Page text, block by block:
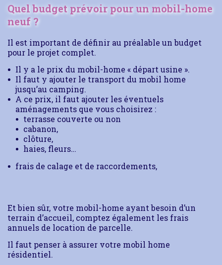
Quel budget prévoir pour un mobil-home
neuf ?
Il est important de définir au préalable un budget
pour le projet complet.
Il y a le prix du mobil-home « départ usine ».
Il faut y ajouter le transport du mobil home
jusqu’au camping.
A ce prix, il faut ajouter les éventuels
aménagements que vous choisirez :
terrasse couverte ou non
cabanon,
clôture,
haies, fleurs…
frais de calage et de raccordements,
Et bien sûr, votre mobil-home ayant besoin d’un
terrain d’accueil, comptez également les frais
annuels de location de parcelle.
Il faut penser à assurer votre mobil home
résidentiel.